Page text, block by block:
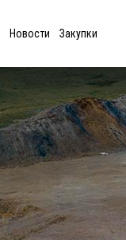
Новости Закупки